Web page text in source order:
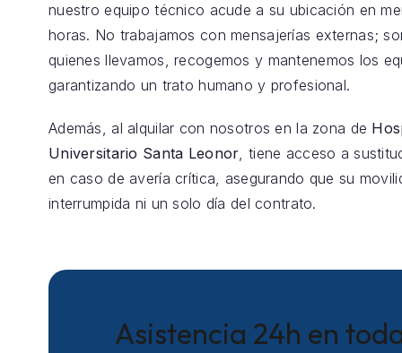
nuestro equipo técnico acude a su ubicación en
horas. No trabajamos con mensajerías externas;
quienes llevamos, recogemos y mantenemos los
garantizando un trato humano y profesional.
Además, al alquilar con nosotros en la zona de
Universitario Santa Leonor, tiene acceso a
en caso de avería crítica, asegurando que su
interrumpida ni un solo día del contrato.
Asistencia 24h en